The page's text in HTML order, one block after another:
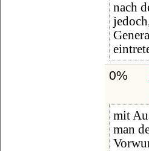
nach
0%
mit
man